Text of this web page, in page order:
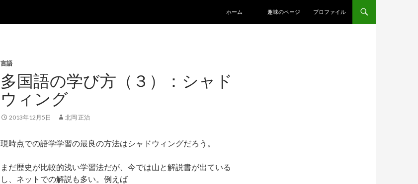
ホーム
趣味のページ プロファイル
言語
多国語の学び方（３）：シャド
ウィング
2013年12月5日 北岡 正治
現時点での語学学習の最良の方法はシャドウィングだろう。
まだ歴史が比較的浅い学習法だが、今では山と解説書が出ている
し、ネットでの解説も多い。例えば